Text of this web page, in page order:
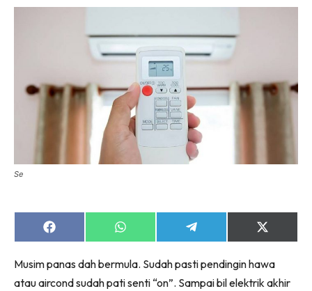
Landskap
Dapur
Ruang Makan
Bilik Air
Bilik Tidur
Ruang Tamu
Menarik Lagi
Casa Impiana
Impiana Makeover
Se
Share
on
Share
on
Share
on
Share
on
(Twitter)
Musim panas dah bermula. Sudah pasti pendingin hawa
atau aircond sudah pati senti “on”. Sampai bil elektrik akhir